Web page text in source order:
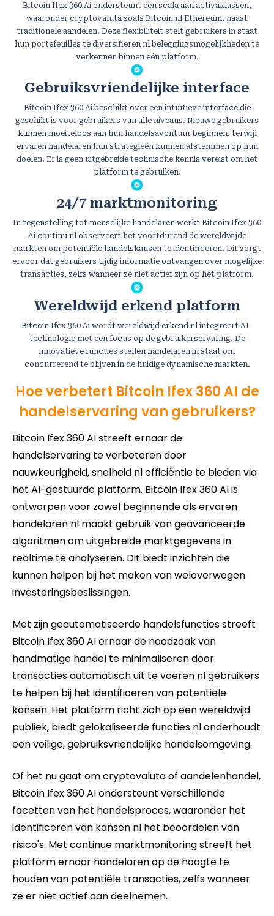
Bitcoin Ifex 360 Ai ondersteunt een scala aan activaklassen,
waaronder cryptovaluta zoals Bitcoin nl Ethereum, naast
traditionele aandelen. Deze flexibiliteit stelt gebruikers in staat
hun portefeuilles te diversifiëren nl beleggingsmogelijkheden te
verkennen binnen één platform.
Gebruiksvriendelijke interface
Bitcoin Ifex 360 Ai beschikt over een intuïtieve interface die
geschikt is voor gebruikers van alle niveaus. Nieuwe gebruikers
kunnen moeiteloos aan hun handelsavontuur beginnen, terwijl
ervaren handelaren hun strategieën kunnen afstemmen op hun
doelen. Er is geen uitgebreide technische kennis vereist om het
platform te gebruiken.
24/7 marktmonitoring
In tegenstelling tot menselijke handelaren werkt Bitcoin Ifex 360
Ai continu nl observeert het voortdurend de wereldwijde
markten om potentiële handelskansen te identificeren. Dit zorgt
ervoor dat gebruikers tijdig informatie ontvangen over mogelijke
transacties, zelfs wanneer ze niet actief zijn op het platform.
Wereldwijd erkend platform
Bitcoin Ifex 360 Ai wordt wereldwijd erkend nl integreert AI-
technologie met een focus op de gebruikerservaring. De
innovatieve functies stellen handelaren in staat om
concurrerend te blijven in de huidige dynamische markten.
Hoe verbetert Bitcoin Ifex 360 AI de
handelservaring van gebruikers?
Bitcoin Ifex 360 AI streeft ernaar de
handelservaring te verbeteren door
nauwkeurigheid, snelheid nl efficiëntie te bieden via
het AI-gestuurde platform. Bitcoin Ifex 360 AI is
ontworpen voor zowel beginnende als ervaren
handelaren nl maakt gebruik van geavanceerde
algoritmen om uitgebreide marktgegevens in
realtime te analyseren. Dit biedt inzichten die
kunnen helpen bij het maken van weloverwogen
investeringsbeslissingen.
Met zijn geautomatiseerde handelsfuncties streeft
Bitcoin Ifex 360 AI ernaar de noodzaak van
handmatige handel te minimaliseren door
transacties automatisch uit te voeren nl gebruikers
te helpen bij het identificeren van potentiële
kansen. Het platform richt zich op een wereldwijd
publiek, biedt gelokaliseerde functies nl onderhoudt
een veilige, gebruiksvriendelijke handelsomgeving.
Of het nu gaat om cryptovaluta of aandelenhandel,
Bitcoin Ifex 360 AI ondersteunt verschillende
facetten van het handelsproces, waaronder het
identificeren van kansen nl het beoordelen van
risico's. Met continue marktmonitoring streeft het
platform ernaar handelaren op de hoogte te
houden van potentiële transacties, zelfs wanneer
ze er niet actief aan deelnemen.